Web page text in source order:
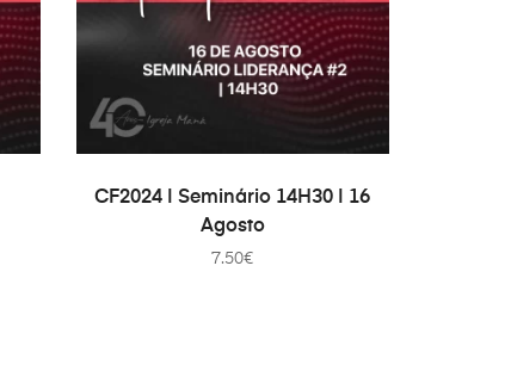
В КОРЗИНУ
CF2024 | Seminário 14H30 | 16
Agosto
7.50€